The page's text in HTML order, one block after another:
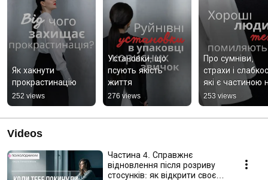
Як хакнути
прокрастинацію
252 views
Установки, що
псують якість
життя
276 views
Про сумніви,
страхи і
які є частиною
253 views
Videos
Частина 4. Справжнє
відновлення після розриву
стосунків: як відкрити своє